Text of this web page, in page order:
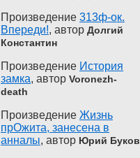
Произведение 313ф-ок.
Впереди!, автор Долгий
Константин
Произведение История
замка, автор Voronezh-
death
Произведение Жизнь
прОжита, занесена в
анналы, автор Юрий Буков